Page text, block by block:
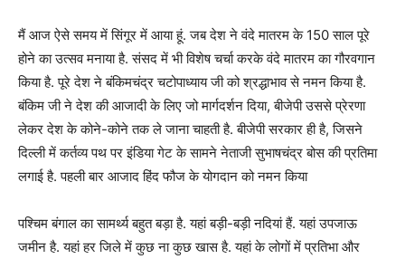
मैं आज ऐसे समय में सिंगूर में आया हूं. जब देश ने वंदे मातरम के 150 साल पूरे
होने का उत्सव मनाया है. संसद में भी विशेष चर्चा करके वंदे मातरम का गौरवगान
किया है. पूरे देश ने बंकिमचंद्र चटोपाध्याय जी को श्रद्धाभाव से नमन किया है.
बंकिम जी ने देश की आजादी के लिए जो मार्गदर्शन दिया, बीजेपी उससे प्रेरणा
लेकर देश के कोने-कोने तक ले जाना चाहती है. बीजेपी सरकार ही है, जिसने
दिल्ली में कर्तव्य पथ पर इंडिया गेट के सामने नेताजी सुभाषचंद्र बोस की प्रतिमा
लगाई है. पहली बार आजाद हिंद फौज के योगदान को नमन किया
पश्चिम बंगाल का सामर्थ्य बहुत बड़ा है. यहां बड़ी-बड़ी नदियां हैं. यहां उपजाऊ
जमीन है. यहां हर जिले में कुछ ना कुछ खास है. यहां के लोगों में प्रतिभा और